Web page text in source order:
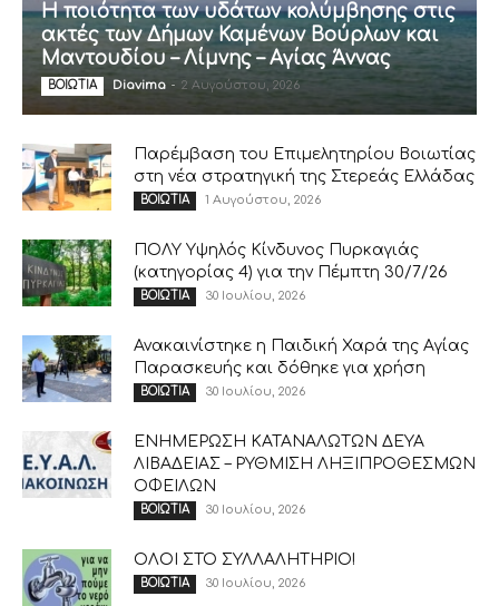
Η ποιότητα των υδάτων κολύμβησης στις
ακτές των Δήμων Καμένων Βούρλων και
Μαντουδίου – Λίμνης – Αγίας Άννας
ΒΟΙΩΤΙΑ Diavima - 2 Αυγούστου, 2026
Παρέμβαση του Επιμελητηρίου Βοιωτίας
στη νέα στρατηγική της Στερεάς Ελλάδας
ΒΟΙΩΤΙΑ 1 Αυγούστου, 2026
ΠΟΛΥ Υψηλός Κίνδυνος Πυρκαγιάς
(κατηγορίας 4) για την Πέμπτη 30/7/26
ΒΟΙΩΤΙΑ 30 Ιουλίου, 2026
Ανακαινίστηκε η Παιδική Χαρά της Αγίας
Παρασκευής και δόθηκε για χρήση
ΒΟΙΩΤΙΑ 30 Ιουλίου, 2026
ΕΝΗΜΕΡΩΣΗ ΚΑΤΑΝΑΛΩΤΩΝ ΔΕΥΑ
ΛΙΒΑΔΕΙΑΣ – ΡΥΘΜΙΣΗ ΛΗΞΙΠΡΟΘΕΣΜΩΝ
ΟΦΕΙΛΩΝ
ΒΟΙΩΤΙΑ 30 Ιουλίου, 2026
ΟΛΟΙ ΣΤΟ ΣΥΛΛΑΛΗΤΗΡΙΟ!
ΒΟΙΩΤΙΑ 30 Ιουλίου, 2026